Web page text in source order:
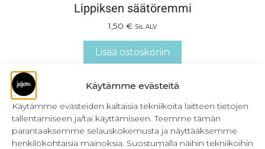
Käytämme evästeitä
Käytämme evästeiden kaltaisia tekniikoita laitteen tietojen
tallentamiseen ja/tai käyttämiseen. Teemme tämän
parantaaksemme selauskokemusta ja näyttääksemme
henkilökohtaisia mainoksia. Suostumalla näihin tekniikoihin
Lippiksen säätöremmi
1,50 € Sis. ALV
Lisää ostoskoriin